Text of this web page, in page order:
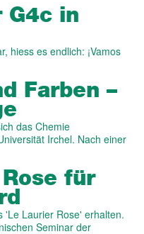
G4c in
hiess es endlich: ¡Vamos
Farben –
das Chemie
Irchel. Nach einer
für
'Le Laurier Rose' erhalten.
Seminar der